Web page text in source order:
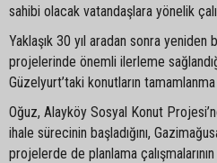
sahibi olacak vatandaşlara yönelik
Yaklaşık 30 yıl aradan sonra yeniden
projelerinde önemli ilerleme
Güzelyurt’taki konutların
Oğuz, Alayköy Sosyal Konut
ihale sürecinin başladığını,
projelerde de planlama